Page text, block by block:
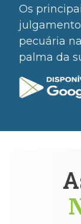
Os
pecuária
palma da